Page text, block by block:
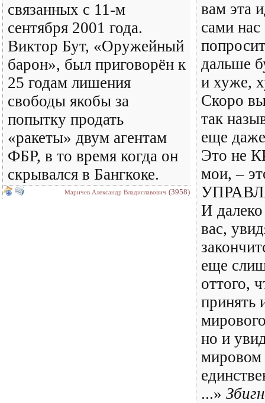
связанных с 11-м
сентября 2001 года.
Виктор Бут, «Оружейный
барон», был приговорён к
25 годам лишения
свободы якобы за
попытку продать
«ракеты» двум агентам
ФБР, в то время когда он
скрывался в Бангкоке.
Маричев Александр Владиславович (3958)
вам эта
сами
дальше
и хуже,
Скоро
так
еще
Это не
мои, –
И
вас,
еще
оттого,
принять
но и
мировом
...»